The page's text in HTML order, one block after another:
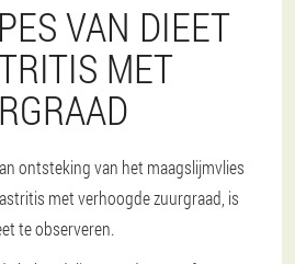
VAN DIEET
MET
ontsteking van het maagslijmvlies
met verhoogde zuurgraad, is
te observeren.